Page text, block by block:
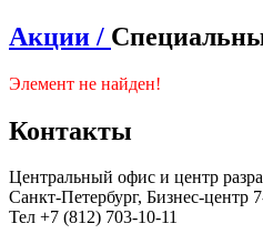
Акции /
Элемент не найден!
Контакты
Центральный офис и центр
Санкт-Петербург, Бизнес-центр
Тел +7 (812) 703-10-11